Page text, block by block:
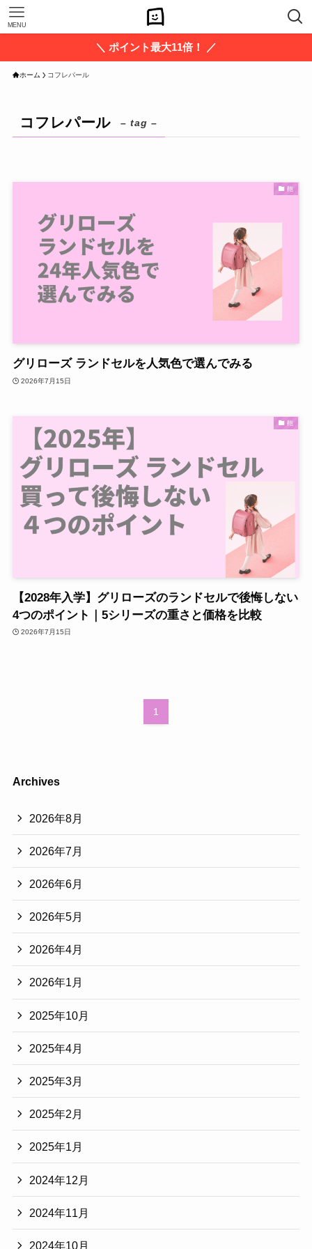
MENU
＼ ポイント最大11倍！ ／
ホーム コフレパール
コフレパール – tag –
鞄
グリローズ ランドセルを人気色で選んでみる
2026年7月15日
鞄
【2028年入学】グリローズのランドセルで後悔しない
4つのポイント｜5シリーズの重さと価格を比較
2026年7月15日
1
Archives
2026年8月
2026年7月
2026年6月
2026年5月
2026年4月
2026年1月
2025年10月
2025年4月
2025年3月
2025年2月
2025年1月
2024年12月
2024年11月
2024年10月